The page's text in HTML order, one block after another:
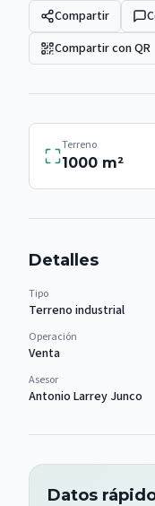
Compartir
Compartir con QR
Terreno
1000 m²
Detalles
Tipo
Terreno industrial
Operación
Venta
Asesor
Antonio Larrey Junco
Datos